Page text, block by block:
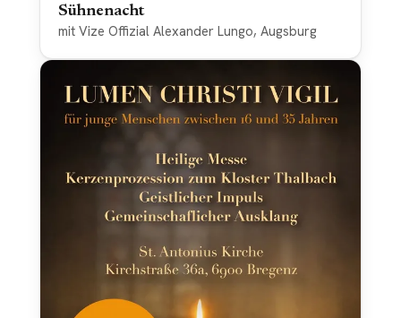
Sühnenacht
mit Vize Offizial Alexander Lungo, Augsburg